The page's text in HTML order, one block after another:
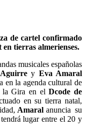
de cartel confirmado
tierras almerienses.
musicales españolas
y Eva Amaral
en la agenda cultural de
la Gira en elDcode de
en su tierra natal,
Amaral anuncia su
lugar entre el 20 y